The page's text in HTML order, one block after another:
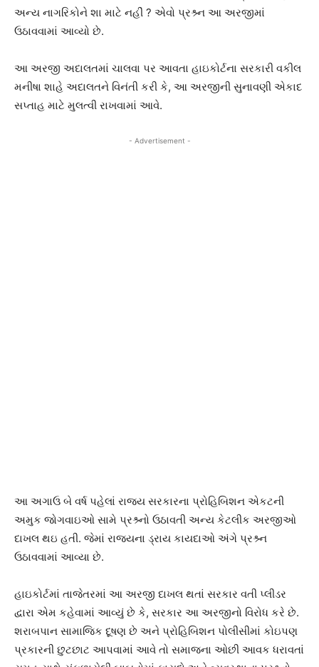
અન્ય નાગરિકોને શા માટે નહીં ? એવો પ્રશ્ર્ન આ અરજીમાં
ઉઠાવવામાં આવ્યો છે.
આ અરજી અદાલતમાં ચાલવા પર આવતા હાઇકોર્ટના સરકારી વકીલ
મનીષા શાહે અદાલતને વિનંતી કરી કે, આ અરજીની સુનાવણી એકાદ
સપ્તાહ માટે મુલત્વી રાખવામાં આવે.
- Advertisement -
આ અગાઉ બે વર્ષ પહેલાં રાજય સરકારના પ્રોહિબિશન એકટની
અમુક જોગવાઇઓ સામે પ્રશ્ર્નો ઉઠાવતી અન્ય કેટલીક અરજીઓ
દાખલ થઇ હતી. જેમાં રાજયના ડ્રાય કાયદાઓ અંગે પ્રશ્ર્ન
ઉઠાવવામાં આવ્યા છે.
હાઇકોર્ટમાં તાજેતરમાં આ અરજી દાખલ થતાં સરકાર વતી પ્લીડર
દ્વારા એમ કહેવામાં આવ્યું છે કે, સરકાર આ અરજીનો વિરોધ કરે છે.
શરાબપાન સામાજિક દૂષણ છે અને પ્રોહિબિશન પોલીસીમાં કોઇપણ
પ્રકારની છુટછાટ આપવામાં આવે તો સમાજના ઓછી આવક ધરાવતાં